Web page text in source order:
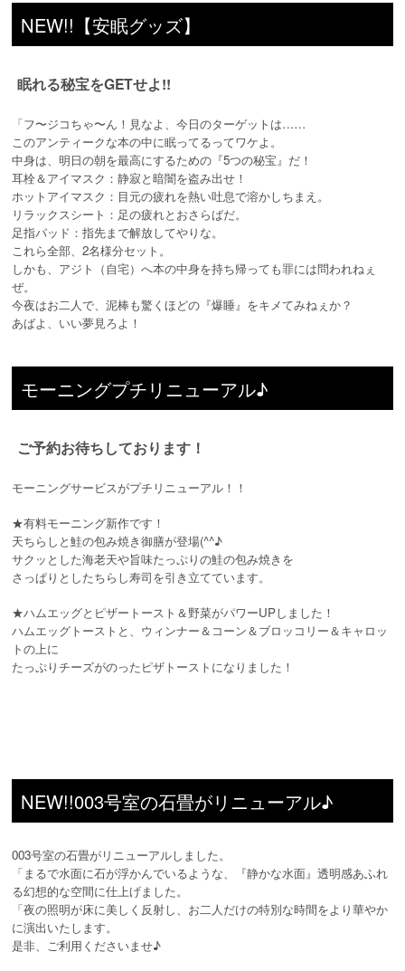
NEW!!【安眠グッズ】
眠れる秘宝をGETせよ!!
「フ〜ジコちゃ〜ん！見なよ、今日のターゲットは……
このアンティークな本の中に眠ってるってワケよ。
中身は、明日の朝を最高にするための『5つの秘宝』だ！
耳栓＆アイマスク：静寂と暗闇を盗み出せ！
ホットアイマスク：目元の疲れを熱い吐息で溶かしちまえ。
リラックスシート：足の疲れとおさらばだ。
足指パッド：指先まで解放してやりな。
これら全部、2名様分セット。
しかも、アジト（自宅）へ本の中身を持ち帰っても罪には問われねぇ
ぜ。
今夜はお二人で、泥棒も驚くほどの『爆睡』をキメてみねぇか？
あばよ、いい夢見ろよ！
モーニングプチリニューアル♪
ご予約お待ちしております！
モーニングサービスがプチリニューアル！！
★有料モーニング新作です！
天ちらしと鮭の包み焼き御膳が登場(^^♪
サクッとした海老天や旨味たっぷりの鮭の包み焼きを
さっぱりとしたちらし寿司を引き立てています。
★ハムエッグとピザートースト＆野菜がパワーUPしました！
ハムエッグトーストと、ウィンナー＆コーン＆ブロッコリー＆キャロッ
トの上に
たっぷりチーズがのったピザトーストになりました！
NEW!!003号室の石畳がリニューアル♪
003号室の石畳がリニューアルしました。
「まるで水面に石が浮かんでいるような、『静かな水面』透明感あふれ
る幻想的な空間に仕上げました。
「夜の照明が床に美しく反射し、お二人だけの特別な時間をより華やか
に演出いたします。
是非、ご利用くださいませ♪